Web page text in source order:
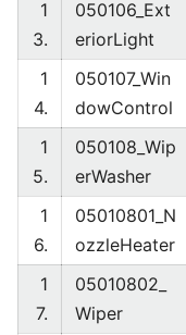
1
3.
050106_Ext
eriorLight
1
4.
050107_Win
dowControl
1
5.
050108_Wip
erWasher
1
6.
05010801_N
ozzleHeater
1
7.
05010802_
Wiper